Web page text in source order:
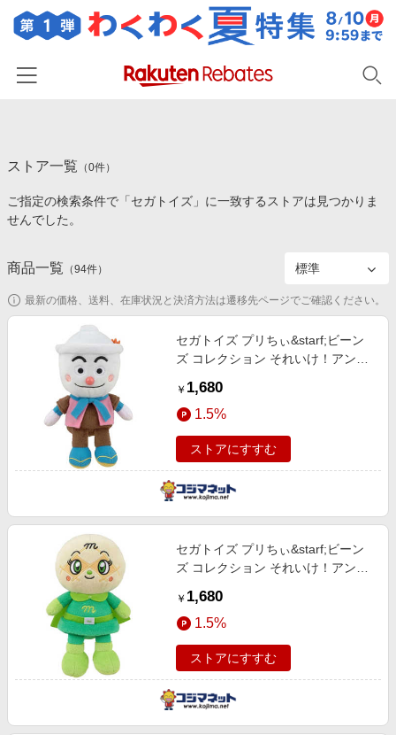
カテゴリー一覧
百貨店・総合ECモール
食品・スイーツ・お酒
コスメ・健康・医薬品
キッズ・ベビー用品
家電・PC・スマホ・カメラ
エンタメ
スポーツ・アウトドア・ゴルフ
インテリア・寝具
旅行・レジャー・ホテル予約
生活・お役立ち
金融・マネー・保険
デジタルコンテンツ
ビジネス・その他サービス
イベント一覧
初回購入者限定特典
対象ストア新規限定特典
新着ストアのご紹介
電子書籍特集
楽天ペイ導入ストア
楽天サービス特集
お中元特集2026
とことん買い物チャレンジ
Apple公式サイト×楽天カード分割払い
Qoo10メガポ
楽天IDでログイン/会員登録
ストア一覧 （0件）
ご指定の検索条件で「セガトイズ」に一致するストアは見つかりま
せんでした。
商品一覧 （94件）
最新の価格、送料、在庫状況と決済方法は遷移先ページでご確認ください。
セガトイズ プリちぃ&starf;ビーン
ズ コレクション それいけ！アンパ
￥ 1,680
1.5%
ストアにすすむ
セガトイズ プリちぃ&starf;ビーン
ズ コレクション それいけ！アンパ
￥ 1,680
1.5%
ストアにすすむ